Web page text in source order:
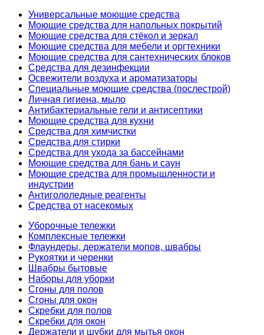
Универсальные моющие средства
Моющие средства для напольных покрытий
Моющие средства для стёкол и зеркал
Моющие средства для мебели и оргтехники
Моющие средства для сантехнических блоков
Средства для дезинфекции
Освежители воздуха и ароматизаторы
Специальные моющие средства (послестрой)
Личная гигиена, мыло
Антибактериальные гели и антисептики
Моющие средства для кухни
Средства для химчистки
Средства для стирки
Средства для ухода за бассейнами
Моющие средства для бань и саун
Моющие средства для промышленности и
индустрии
Антигололедные реагенты
Средства от насекомых
Уборочные тележки
Комплексные тележки
Флаундеры, держатели мопов, швабры
Рукоятки и черенки
Швабры бытовые
Наборы для уборки
Сгоны для полов
Сгоны для окон
Скребки для полов
Скребки для окон
Держатели и шубки для мытья окон